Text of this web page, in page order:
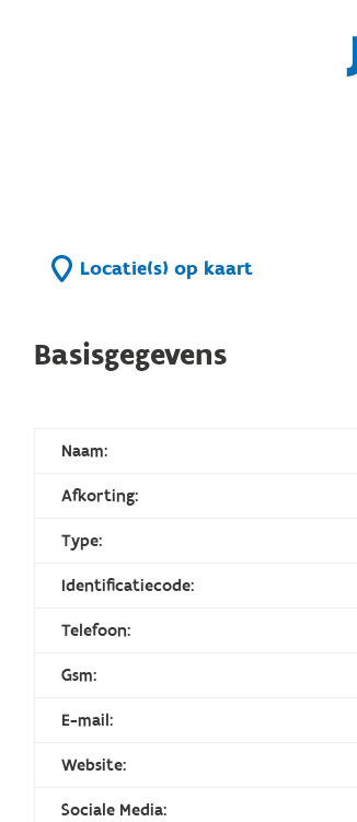
Locatie(s) op kaart
Basisgegevens
Naam:
Afkorting:
Type:
Identificatiecode:
Telefoon:
Gsm:
E-mail:
Website:
Sociale Media: